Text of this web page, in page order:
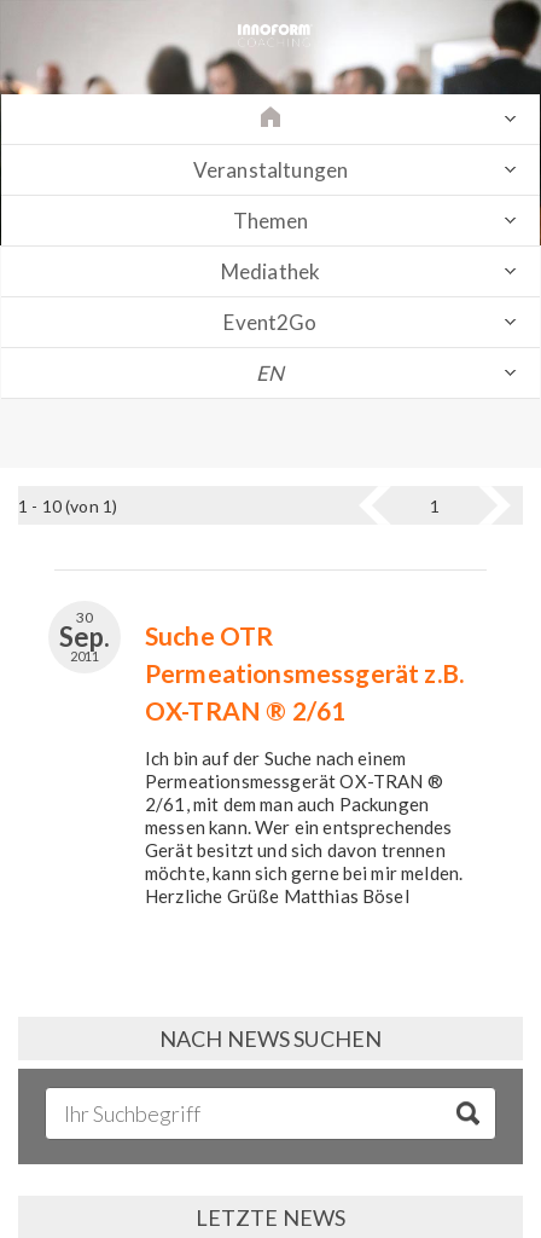
Veranstaltungen
Themen
Mediathek
Event2Go
EN
1 - 10 (von 1) 1
30
Sep.
2011
Suche OTR
Permeationsmessgerät z.B.
OX-TRAN ® 2/61
Ich bin auf der Suche nach einem
Permeationsmessgerät OX-TRAN ®
2/61, mit dem man auch Packungen
messen kann. Wer ein entsprechendes
Gerät besitzt und sich davon trennen
möchte, kann sich gerne bei mir melden.
Herzliche Grüße Matthias Bösel
NACH NEWS SUCHEN
LETZTE NEWS